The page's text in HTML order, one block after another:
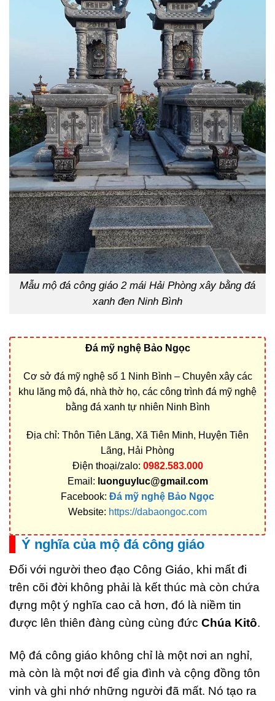
Mẫu mộ đá công giáo 2 mái Hải Phòng xây bằng đá
xanh đen Ninh Bình
Đá mỹ nghệ Bảo Ngọc
Cơ sở đá mỹ nghệ số 1 Ninh Bình – Chuyên xây các
khu lăng mộ đá, nhà thờ họ, các công trình đá mỹ nghệ
bằng đá xanh tự nhiên Ninh Bình
Địa chỉ: Thôn Tiên Lãng, Xã Tiên Minh, Huyện Tiên
Lãng, Hải Phòng
Điện thoại/zalo: 0982.583.000
Email: luonguyluc@gmail.com
Facebook: Đá mỹ nghệ Bảo Ngọc
Website: https://dabaongoc.com
Ý nghĩa của mộ đá công giáo
Đối với người theo đạo Công Giáo, khi mất đi
trên cõi đời không phải là kết thúc mà còn chứa
đựng một ý nghĩa cao cả hơn, đó là niềm tin
được lên thiên đàng cùng cùng đức Chúa Kitô.
Mộ đá công giáo không chỉ là một nơi an nghỉ,
mà còn là một nơi để gia đình và cộng đồng tôn
vinh và ghi nhớ những người đã mất. Nó tạo ra